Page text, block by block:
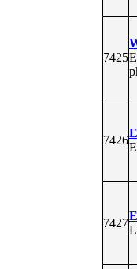
7425
7426
7427